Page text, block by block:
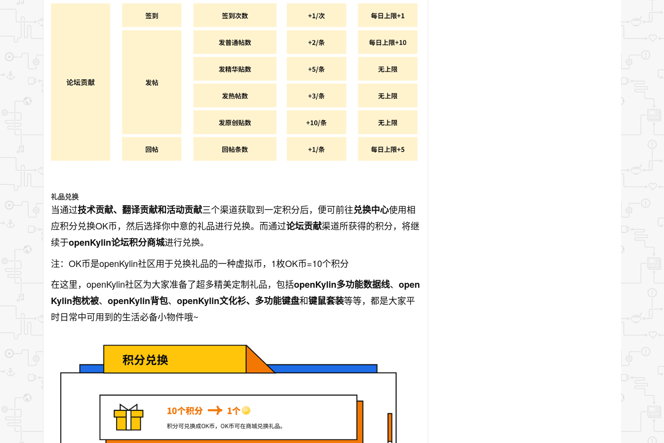
礼品兑换
当通过技术贡献、翻译贡献和活动贡献三个渠道获取到一定积分后，便可前往兑换中心使用相
应积分兑换OK币，然后选择你中意的礼品进行兑换。而通过论坛贡献渠道所获得的积分，将继
续于openKylin论坛积分商城进行兑换。
注：OK币是openKylin社区用于兑换礼品的一种虚拟币，1枚OK币=10个积分
在这里，openKylin社区为大家准备了超多精美定制礼品，包括openKylin多功能数据线、 open
Kylin抱枕被、 openKylin背包、 openKylin文化衫、多功能键盘和键鼠套装等等，都是大家平
时日常中可用到的生活必备小物件哦~